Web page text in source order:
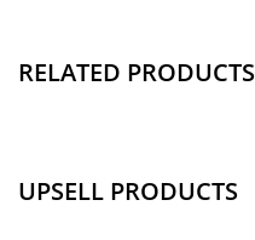
RELATED PRODUCTS
UPSELL PRODUCTS